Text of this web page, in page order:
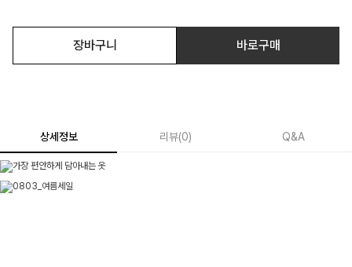
장바구니 바로구매
상세정보 리뷰(0) Q&A